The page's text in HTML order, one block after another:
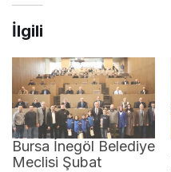
İlgili
Bursa İnegöl Belediye
Meclisi Şubat